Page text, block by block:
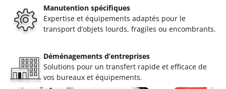
Manutention spécifiques
Expertise et équipements adaptés pour le
transport d’objets lourds, fragiles ou encombrants.
Déménagements d’entreprises
Solutions pour un transfert rapide et efficace de
vos bureaux et équipements.